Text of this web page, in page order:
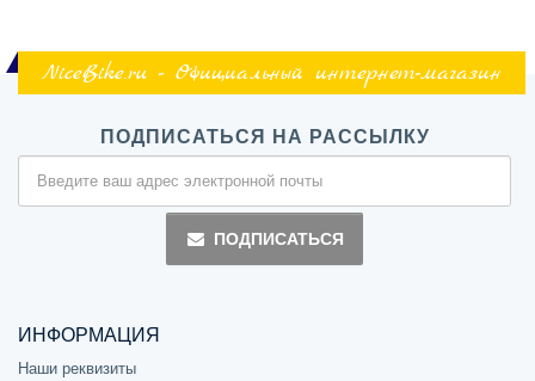
NiceBike.ru - Официальный интернет-магазин
ПОДПИСАТЬСЯ НА РАССЫЛКУ
ПОДПИСАТЬСЯ
ИНФОРМАЦИЯ
Наши реквизиты